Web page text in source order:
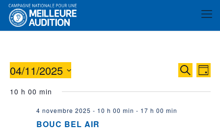
Recherche
de
Jour
04/11/2025
une
10 h 00 min
4 novembre 2025 - 10 h 00 min - 17 h 00 min
BOUC BEL AIR